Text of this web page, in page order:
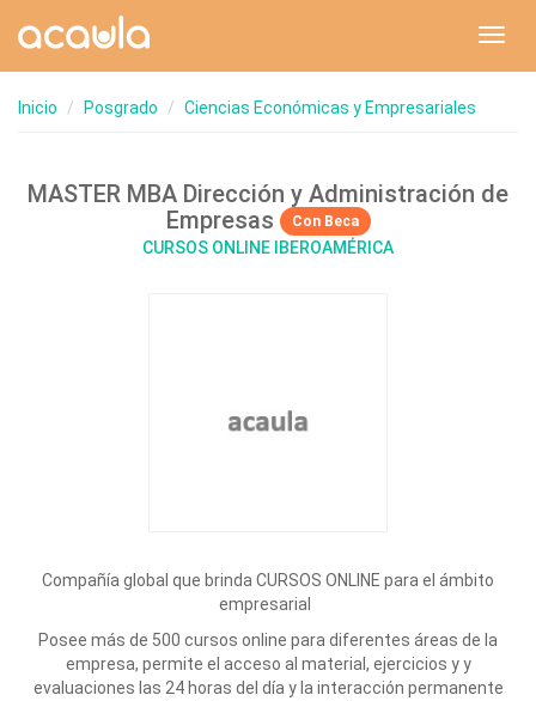
Inicio Posgrado Ciencias Económicas y Empresariales
MASTER MBA Dirección y Administración de
Empresas
Con Beca
CURSOS ONLINE IBEROAMÉRICA
Compañía global que brinda CURSOS ONLINE para el ámbito
empresarial
Posee más de 500 cursos online para diferentes áreas de la
empresa, permite el acceso al material, ejercicios y y
evaluaciones las 24 horas del día y la interacción permanente